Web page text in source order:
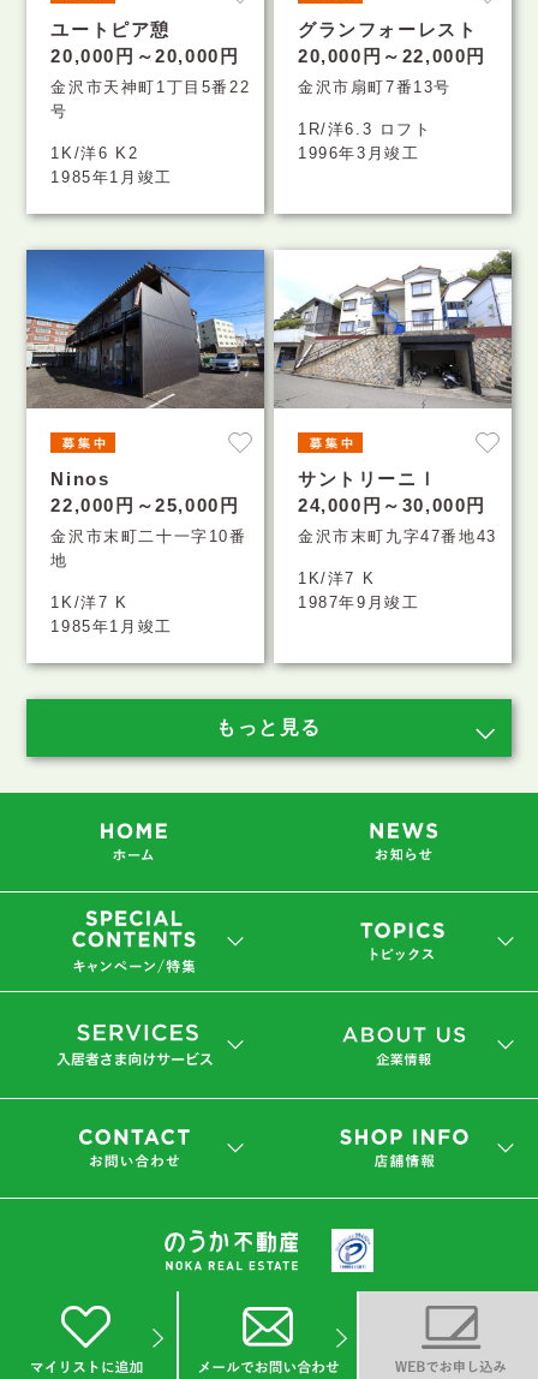
ユートピア憩
20,000円～20,000円
金沢市天神町1丁目5番22
号
1K/洋6 K2
1985年1月竣工
グランフォーレスト
20,000円～22,000円
金沢市扇町7番13号
1R/洋6.3 ロフト
1996年3月竣工
Ninos
22,000円～25,000円
金沢市末町二十一字10番
地
1K/洋7 K
1985年1月竣工
サントリーニⅠ
24,000円～30,000円
金沢市末町九字47番地43
1K/洋7 K
1987年9月竣工
プライバシーポリシー
(C) 2019 NOKA REAL ESTATE Co.,Ltd.